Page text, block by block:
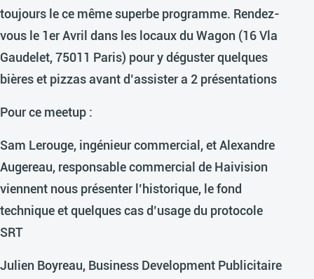
toujours le ce même superbe programme. Rendez-
vous le 1er Avril dans les locaux du Wagon (16 Vla
Gaudelet, 75011 Paris) pour y déguster quelques
bières et pizzas avant d’assister a 2 présentations
Pour ce meetup :
Sam Lerouge, ingénieur commercial, et Alexandre
Augereau, responsable commercial de Haivision
viennent nous présenter l’historique, le fond
technique et quelques cas d’usage du protocole
SRT
Julien Boyreau, Business Development Publicitaire